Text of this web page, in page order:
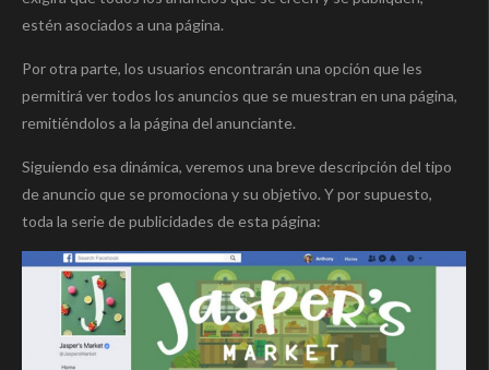
estén asociados a una página.
Por otra parte, los usuarios encontrarán una opción que les
permitirá ver todos los anuncios que se muestran en una página,
remitiéndolos a la página del anunciante.
Siguiendo esa dinámica, veremos una breve descripción del tipo
de anuncio que se promociona y su objetivo. Y por supuesto,
toda la serie de publicidades de esta página: